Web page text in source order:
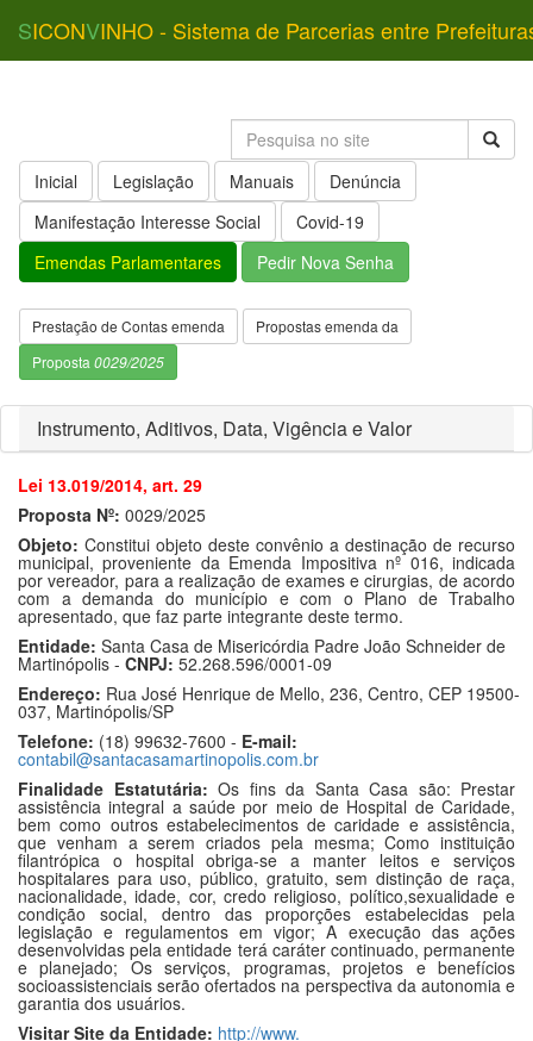
SICONVINHO - Sistema de Parcerias entre
Inicial Legislação Manuais
Denúncia
Manifestação Interesse Social
Covid-19
Emendas Parlamentares
Pedir Nova Senha
Prestação de Contas emenda
Propostas emenda da
Proposta 0029/2025
Instrumento, Aditivos, Data, Vigência e Valor
Lei 13.019/2014, art. 29
Proposta Nº: 0029/2025
Objeto: Constitui objeto deste convênio a destinação de recurso
municipal, proveniente da Emenda Impositiva nº 016, indicada
por vereador, para a realização de exames e cirurgias, de acordo
com a demanda do município e com o Plano de Trabalho
apresentado, que faz parte integrante deste termo.
Entidade: Santa Casa de Misericórdia Padre João Schneider de
Martinópolis - CNPJ: 52.268.596/0001-09
Endereço: Rua José Henrique de Mello, 236, Centro, CEP 19500-
037, Martinópolis/SP
Telefone: (18) 99632-7600 - E-mail:
contabil@santacasamartinopolis.com.br
Finalidade Estatutária: Os fins da Santa Casa são: Prestar
assistência integral a saúde por meio de Hospital de Caridade,
bem como outros estabelecimentos de caridade e assistência,
que venham a serem criados pela mesma; Como instituição
filantrópica o hospital obriga-se a manter leitos e serviços
hospitalares para uso, público, gratuito, sem distinção de raça,
nacionalidade, idade, cor, credo religioso, político,sexualidade e
condição social, dentro das proporções estabelecidas pela
legislação e regulamentos em vigor; A execução das ações
desenvolvidas pela entidade terá caráter continuado, permanente
e planejado; Os serviços, programas, projetos e benefícios
socioassistenciais serão ofertados na perspectiva da autonomia e
garantia dos usuários.
Visitar Site da Entidade: http://www.